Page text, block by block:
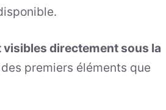
directement sous la
des premiers éléments que